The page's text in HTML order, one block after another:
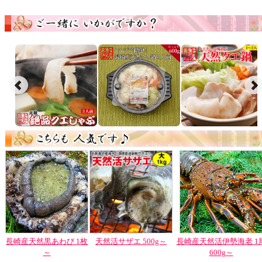
長崎産天然黒あわび 1枚
～
天然活サザエ 500g～
長崎産天然活伊勢海老 1
600g～